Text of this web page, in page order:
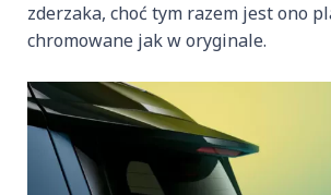
zderzaka, choć tym razem jest ono
chromowane jak w oryginale.